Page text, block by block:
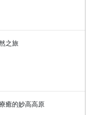
之旅
癒的妙高高原